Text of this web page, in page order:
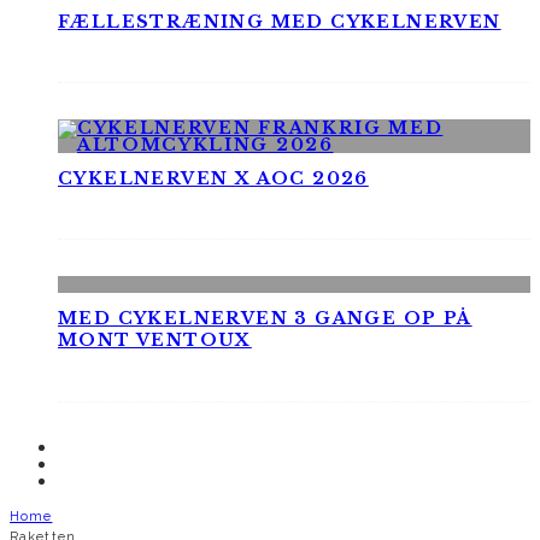
FÆLLESTRÆNING MED CYKELNERVEN
CYKELNERVEN X AOC 2026
MED CYKELNERVEN 3 GANGE OP PÅ
MONT VENTOUX
Home
Raketten